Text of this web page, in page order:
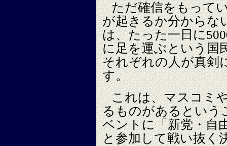
ただ確信をもって
が起きるか分からな
は、たった一日に
に足を運ぶという国
それぞれの人が真剣
す。
これは、マスコミ
るものがあるという
ベントに「新党・自
と参加して戦い抜く